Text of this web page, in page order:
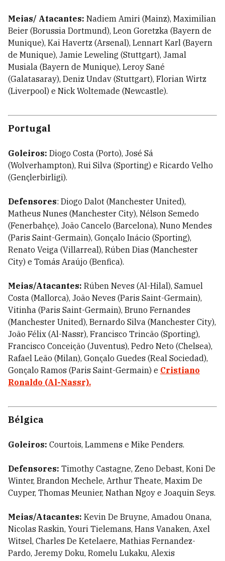
Meias/ Atacantes: Nadiem Amiri (Mainz), Maximilian
Beier (Borussia Dortmund), Leon Goretzka (Bayern de
Munique), Kai Havertz (Arsenal), Lennart Karl (Bayern
de Munique), Jamie Leweling (Stuttgart), Jamal
Musiala (Bayern de Munique), Leroy Sané
(Galatasaray), Deniz Undav (Stuttgart), Florian Wirtz
(Liverpool) e Nick Woltemade (Newcastle).
Portugal
Goleiros: Diogo Costa (Porto), José Sá
(Wolverhampton), Rui Silva (Sporting) e Ricardo Velho
(Gençlerbirligi).
Defensores: Diogo Dalot (Manchester United),
Matheus Nunes (Manchester City), Nélson Semedo
(Fenerbahçe), João Cancelo (Barcelona), Nuno Mendes
(Paris Saint-Germain), Gonçalo Inácio (Sporting),
Renato Veiga (Villarreal), Rúben Dias (Manchester
City) e Tomás Araújo (Benfica).
Meias/Atacantes: Rúben Neves (Al-Hilal), Samuel
Costa (Mallorca), João Neves (Paris Saint-Germain),
Vitinha (Paris Saint-Germain), Bruno Fernandes
(Manchester United), Bernardo Silva (Manchester City),
João Félix (Al-Nassr), Francisco Trincão (Sporting),
Francisco Conceição (Juventus), Pedro Neto (Chelsea),
Rafael Leão (Milan), Gonçalo Guedes (Real Sociedad),
Gonçalo Ramos (Paris Saint-Germain) e Cristiano
Ronaldo (Al-Nassr).
Bélgica
Goleiros: Courtois, Lammens e Mike Penders.
Defensores: Timothy Castagne, Zeno Debast, Koni De
Winter, Brandon Mechele, Arthur Theate, Maxim De
Cuyper, Thomas Meunier, Nathan Ngoy e Joaquin Seys.
Meias/Atacantes: Kevin De Bruyne, Amadou Onana,
Nicolas Raskin, Youri Tielemans, Hans Vanaken, Axel
Witsel, Charles De Ketelaere, Mathias Fernandez-
Pardo, Jeremy Doku, Romelu Lukaku, Alexis